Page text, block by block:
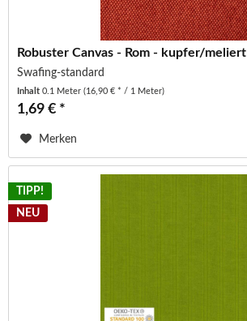
Robuster Canvas - Rom - kupfer/meliert
Swafing-standard
Inhalt0.1 Meter(16,90 € * / 1 Meter)
1,69 € *
Merken
TIPP!
NEU